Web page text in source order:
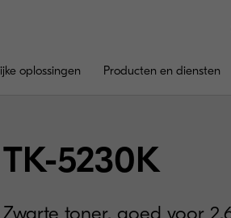
oplossingen Producten en diensten
TK-5230K
Zwarte toner, goed voor